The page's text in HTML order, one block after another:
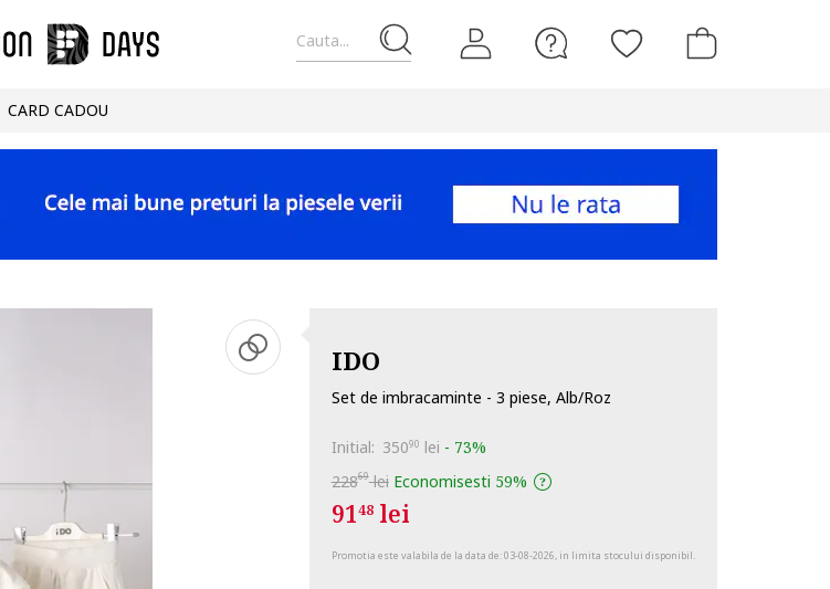
Cauta...
CARD CADOU
IDO
Set de imbracaminte - 3 piese, Alb/Roz
Initial: 35090 lei - 73%
22869lei Economisesti 59%
9148lei
Promotia este valabila de la data de:03-08-2026, in limita stocului disponibil.